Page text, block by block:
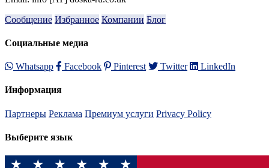
Сообщение Избранное Компании Блог
Социальные медиа
Whatsapp Facebook Pinterest Twitter LinkedIn
Информация
Партнеры Реклама Премиум услуги Privacy Policy
Выберите язык